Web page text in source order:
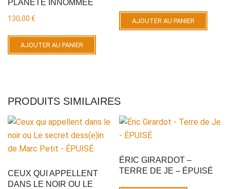
PLANÈTE INNOMMÉE
130,00 €
AJOUTER AU PANIER
AJOUTER AU PANIER
PRODUITS SIMILAIRES
CEUX QUI APPELLENT
DANS LE NOIR OU LE
ÉRIC GIRARDOT –
TERRE DE JE – ÉPUISÉ